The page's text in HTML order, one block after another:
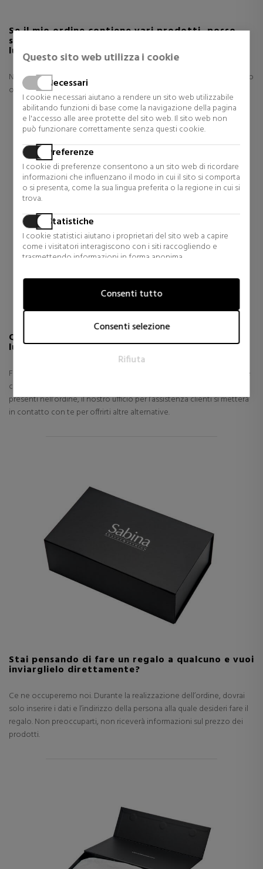
Questo sito web utilizza i cookie
Necessari
I cookie necessari aiutano a rendere un sito web utilizzabile
abilitando funzioni di base come la navigazione della pagina
e l'accesso alle aree protette del sito web. Il sito web non
può funzionare correttamente senza questi cookie.
Preferenze
I cookie di preferenze consentono a un sito web di ricordare
informazioni che influenzano il modo in cui il sito si comporta
o si presenta, come la sua lingua preferita o la regione in cui si
trova.
Statistiche
I cookie statistici aiutano i proprietari del sito web a capire
come i visitatori interagiscono con i siti raccogliendo e
trasmettendo informazioni in forma anonima.
Marketing
I cookie per il marketing vengono utilizzati per tracciare i
visitatori sui siti web. L'intento è quello di visualizzare annunci
pertinenti e coinvolgenti per il singolo utente e quindi quelli
di maggior valore per gli editori e gli inserzionisti terzi.
Consenti tutto
Consenti selezione
Rifiuta
Se il mio ordine contiene vari prodotti, posso
selezionare quelli da inserire nella confezione di
lusso?
No. Se selezioni l’opzione confezione di lusso, tutti i prodotti del tuo
ordine verranno spediti con questa opzione.
Quanti prodotti può contenere la confezione di
lusso?
Fino a 4 prodotti, in base alle loro dimensioni. Se selezioni l’opzione
con la confezione di lusso e non dovessero entrare tutti i prodotti
presenti nell’ordine, il nostro ufficio per l’assistenza clienti si metterà
in contatto con te per offrirti altre alternative.
Stai pensando di fare un regalo a qualcuno e vuoi
inviarglielo direttamente?
Ce ne occuperemo noi. Durante la realizzazione dell’ordine, dovrai
solo inserire i dati e l’indirizzo della persona alla quale desideri fare il
regalo. Non preoccuparti, non riceverà informazioni sul prezzo dei
prodotti.